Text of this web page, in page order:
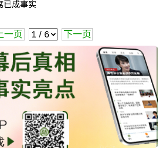
已成事实
上一页 下一页